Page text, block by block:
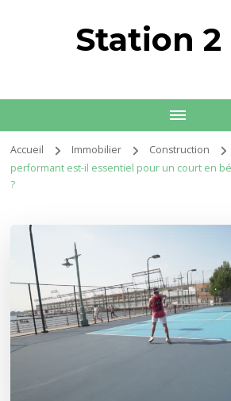
Station 2
Accueil Immobilier Construction
performant est-il essentiel pour un court en
?